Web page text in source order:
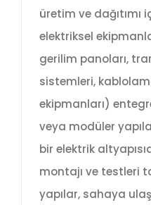
üretim ve dağıtımı
elektriksel
gerilim panoları,
sistemleri,
ekipmanları)
veya modüler
bir elektrik
montajı ve testleri
yapılar, sahaya